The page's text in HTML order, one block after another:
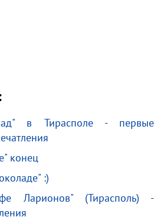
в Тирасполе - первые
конец
:)
Ларионов" (Тирасполь) -